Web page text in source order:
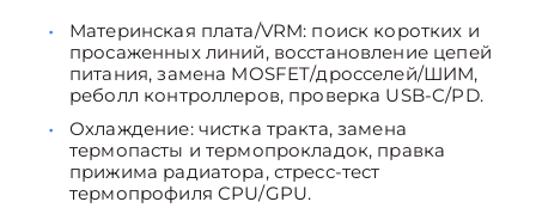
Материнская плата/VRM: поиск коротких и
просаженных линий, восстановление цепей
питания, замена MOSFET/дросселей/ШИМ,
реболл контроллеров, проверка USB-C/PD.
Охлаждение: чистка тракта, замена
термопасты и термопрокладок, правка
прижима радиатора, стресс-тест
термопрофиля CPU/GPU.